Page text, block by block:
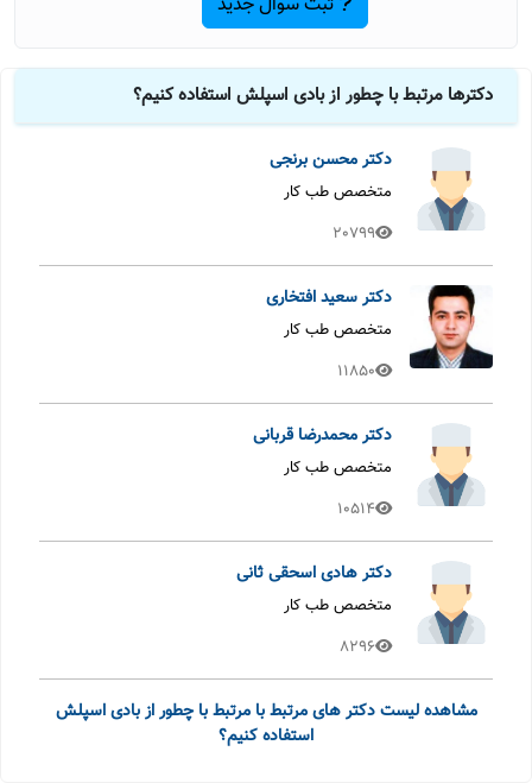
دکترها مرتبط با چطور از بادی اسپلش استفاده کنیم؟
دکتر محسن برنجی
متخصص طب کار
20799
دکتر سعید افتخاری
متخصص طب کار
11850
دکتر محمدرضا قربانی
متخصص طب کار
10514
دکتر هادی اسحقی ثانی
متخصص طب کار
8296
مشاهده لیست دکتر های مرتبط با مرتبط با چطور از بادی اسپلش
استفاده کنیم؟